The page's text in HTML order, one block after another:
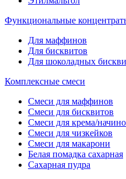
Функциональные
Для маффинов
Для бисквитов
Для шоколадных
Комплексные смеси
Смеси для маффинов
Смеси для бисквитов
Смеси для крема/
Смеси для чизкейков
Смеси для макарони
Белая помадка сахарная
Сахарная пудра